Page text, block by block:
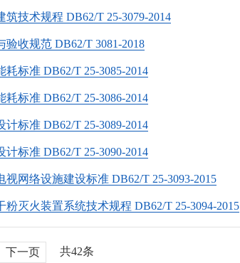
技术规程 DВ62/Т 25-3079-2014
收规范 DВ62/Т 3081-2018
标准 DВ62/Т 25-3085-2014
标准 DВ62/Т 25-3086-2014
标准 DВ62/Т 25-3089-2014
标准 DВ62/Т 25-3090-2014
网络设施建设标准 DВ62/Т 25-3093-2015
灭火装置系统技术规程 DВ62/Т 25-3094-2015
下一页 共42条